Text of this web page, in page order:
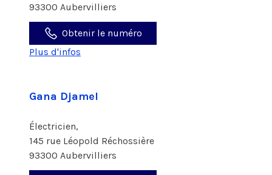
93300 Aubervilliers
Obtenir le numéro
Plus d'infos
Gana Djamel
Électricien,
145 rue Léopold Réchossière
93300 Aubervilliers